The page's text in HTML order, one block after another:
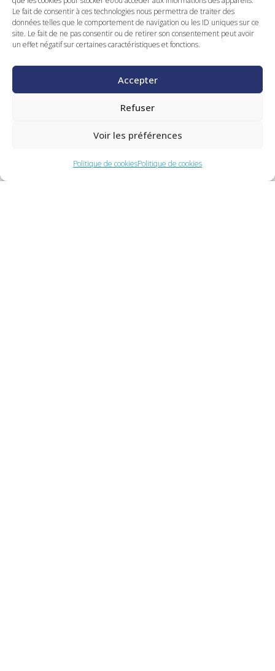
Le fait de consentir à ces technologies nous permettra de traiter des
données telles que le comportement de navigation ou les ID uniques sur ce
site. Le fait de ne pas consentir ou de retirer son consentement peut avoir
un effet négatif sur certaines caractéristiques et fonctions.
Accepter
Refuser
Voir les préférences
Politique de cookiesPolitique de cookies
Pour toute demande n'hésitez
pas à nous contacter